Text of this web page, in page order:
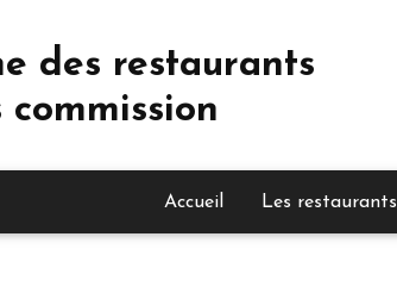
des restaurants
commission
Accueil Les restaurants